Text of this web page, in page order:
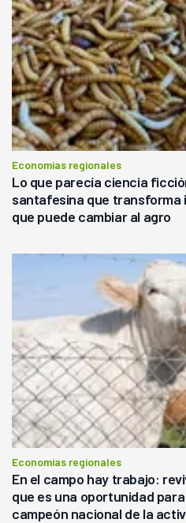
Economías regionales
Lo que parecía ciencia
santafesina que transforma
que puede cambiar al agro
Economías regionales
En el campo hay trabajo:
que es una oportunidad
campeón nacional de la